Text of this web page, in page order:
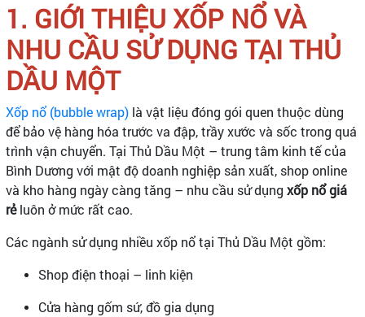
1. GIỚI THIỆU XỐP NỔ VÀ
NHU CẦU SỬ DỤNG TẠI THỦ
DẦU MỘT
Xốp nổ (bubble wrap) là vật liệu đóng gói quen thuộc dùng
để bảo vệ hàng hóa trước va đập, trầy xước và sốc trong quá
trình vận chuyển. Tại Thủ Dầu Một – trung tâm kinh tế của
Bình Dương với mật độ doanh nghiệp sản xuất, shop online
và kho hàng ngày càng tăng – nhu cầu sử dụng xốp nổ giá
rẻluôn ở mức rất cao.
Các ngành sử dụng nhiều xốp nổ tại Thủ Dầu Một gồm:
Shop điện thoại – linh kiện
Cửa hàng gốm sứ, đồ gia dụng